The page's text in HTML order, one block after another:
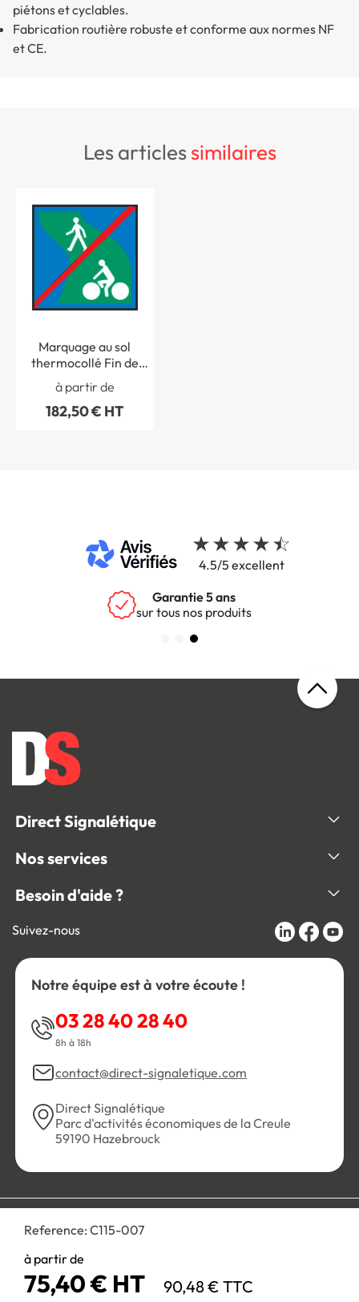
Reference: C115-007
à partir de
75,40 € HT 90,48 € TTC
piétons et cyclables.
Fabrication routière robuste et conforme aux normes NF
et CE.
les articlessimilaires
Marquage au sol
thermocollé Fin de
Voie verte - C116
à partir de
182,50 € HT
4.5/5 excellent
Garantie 5 ans
sur tous nos produits
Direct Signalétique
Nos services
Besoin d'aide ?
Suivez-nous
Notre équipe est à votre écoute !
03 28 40 28 40
8h à 18h
contact@direct-signaletique.com
Direct Signalétique
Parc d'activités économiques de la Creule
59190 Hazebrouck
Personnaliser les cookies
Paiement 100% sécurisé :